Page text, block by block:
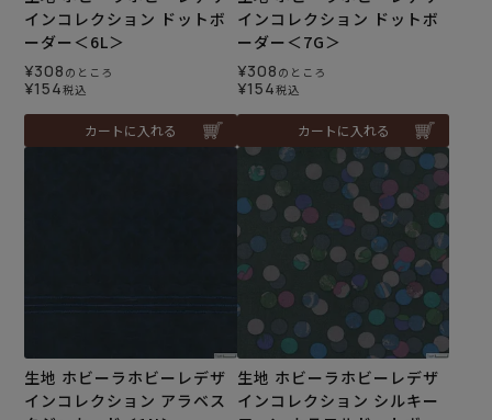
インコレクション ドットボ
ーダー＜6L＞
¥308 のところ
¥154税込
カートに入れる
インコレクション ドットボ
ーダー＜7G＞
¥308 のところ
¥154税込
カートに入れる
生地 ホビーラホビーレデザ
インコレクション アラベス
生地 ホビーラホビーレデザ
インコレクション シルキー